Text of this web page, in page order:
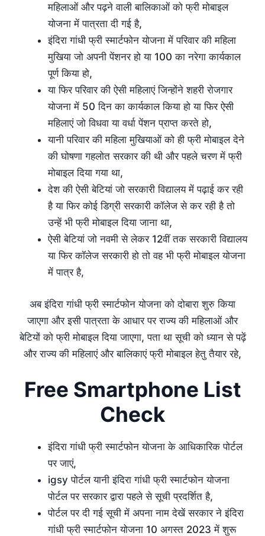
महिलाओं और पढ़ने वाली बालिकाओं को फ्री मोबाइल
योजना में पात्रता दी गई है,
इंदिरा गांधी फ्री स्मार्टफोन योजना में परिवार की महिला
मुखिया जो अपनी पेंशनर हो या 100 का नरेगा कार्यकाल
पूर्ण किया हो,
या फिर परिवार की ऐसी महिलाएं जिन्होंने शहरी रोजगार
योजना में 50 दिन का कार्यकाल किया हो या फिर ऐसी
महिलाएं जो विधवा या वर्धा पेंशन प्राप्त करते हो,
यानी परिवार की महिला मुखियाओं को ही फ्री मोबाइल देने
की घोषणा गहलोत सरकार की थी और पहले चरण में फ्री
मोबाइल दिया गया था,
देश की ऐसी बेटियां जो सरकारी विद्यालय में पढ़ाई कर रही
है या फिर कोई डिग्री सरकारी कॉलेज से कर रही है तो
उन्हें भी फ्री मोबाइल दिया जाना था,
ऐसी बेटियां जो नवमी से लेकर 12वीं तक सरकारी विद्यालय
या फिर कॉलेज सरकारी हो तो वह भी फ्री मोबाइल योजना
में पात्र है,
अब इंदिरा गांधी फ्री स्मार्टफोन योजना को दोबारा शुरु किया
जाएगा और इसी पात्रता के आधार पर राज्य की महिलाओं और
बेटियों को फ्री मोबाइल दिया जाएगा, पता था सूची को ध्यान से पढ़ें
और राज्य की महिलाएं और बालिकाएं फ्री मोबाइल हेतु तैयार रहे,
Free Smartphone List
Check
इंदिरा गांधी फ्री स्मार्टफोन योजना के आधिकारिक पोर्टल
पर जाएं,
igsy पोर्टल यानी इंदिरा गांधी फ्री स्मार्टफोन योजना
पोर्टल पर सरकार द्वारा पहले से सूची प्रदर्शित है,
पोर्टल पर दी गई सूची में अपना नाम देखें सरकार ने इंदिरा
गांधी फ्री स्मार्टफोन योजना 10 अगस्त 2023 में शुरू